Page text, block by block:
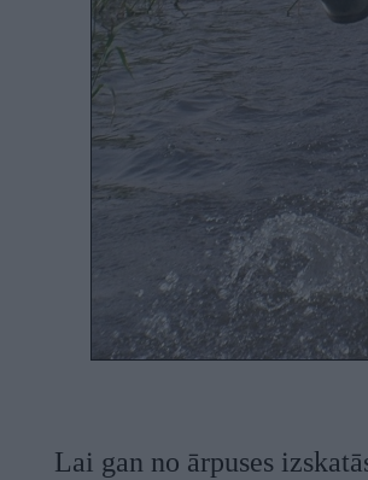
Lai gan no ārpuses